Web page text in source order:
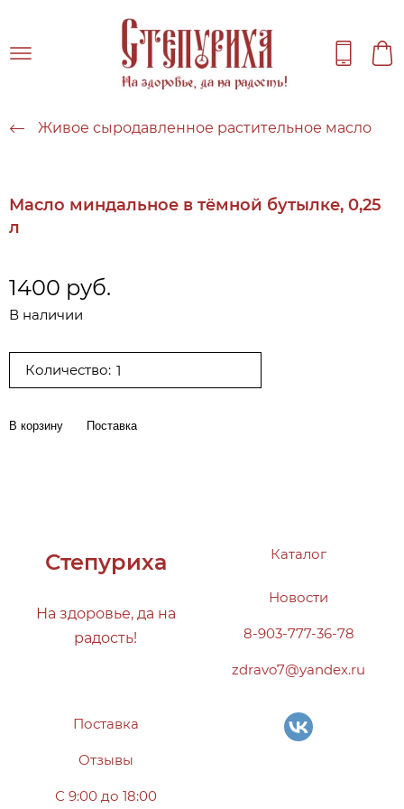
Живое сыродавленное растительное масло
Масло миндальное в тёмной бутылке, 0,25
л
1400 руб.
В наличии
Количество:
В корзину Поставка
Степуриха
На здоровье, да на
радость!
Каталог
Новости
8-903-777-36-78
zdravo7@yandex.ru
Поставка
Отзывы
С 9:00 до 18:00